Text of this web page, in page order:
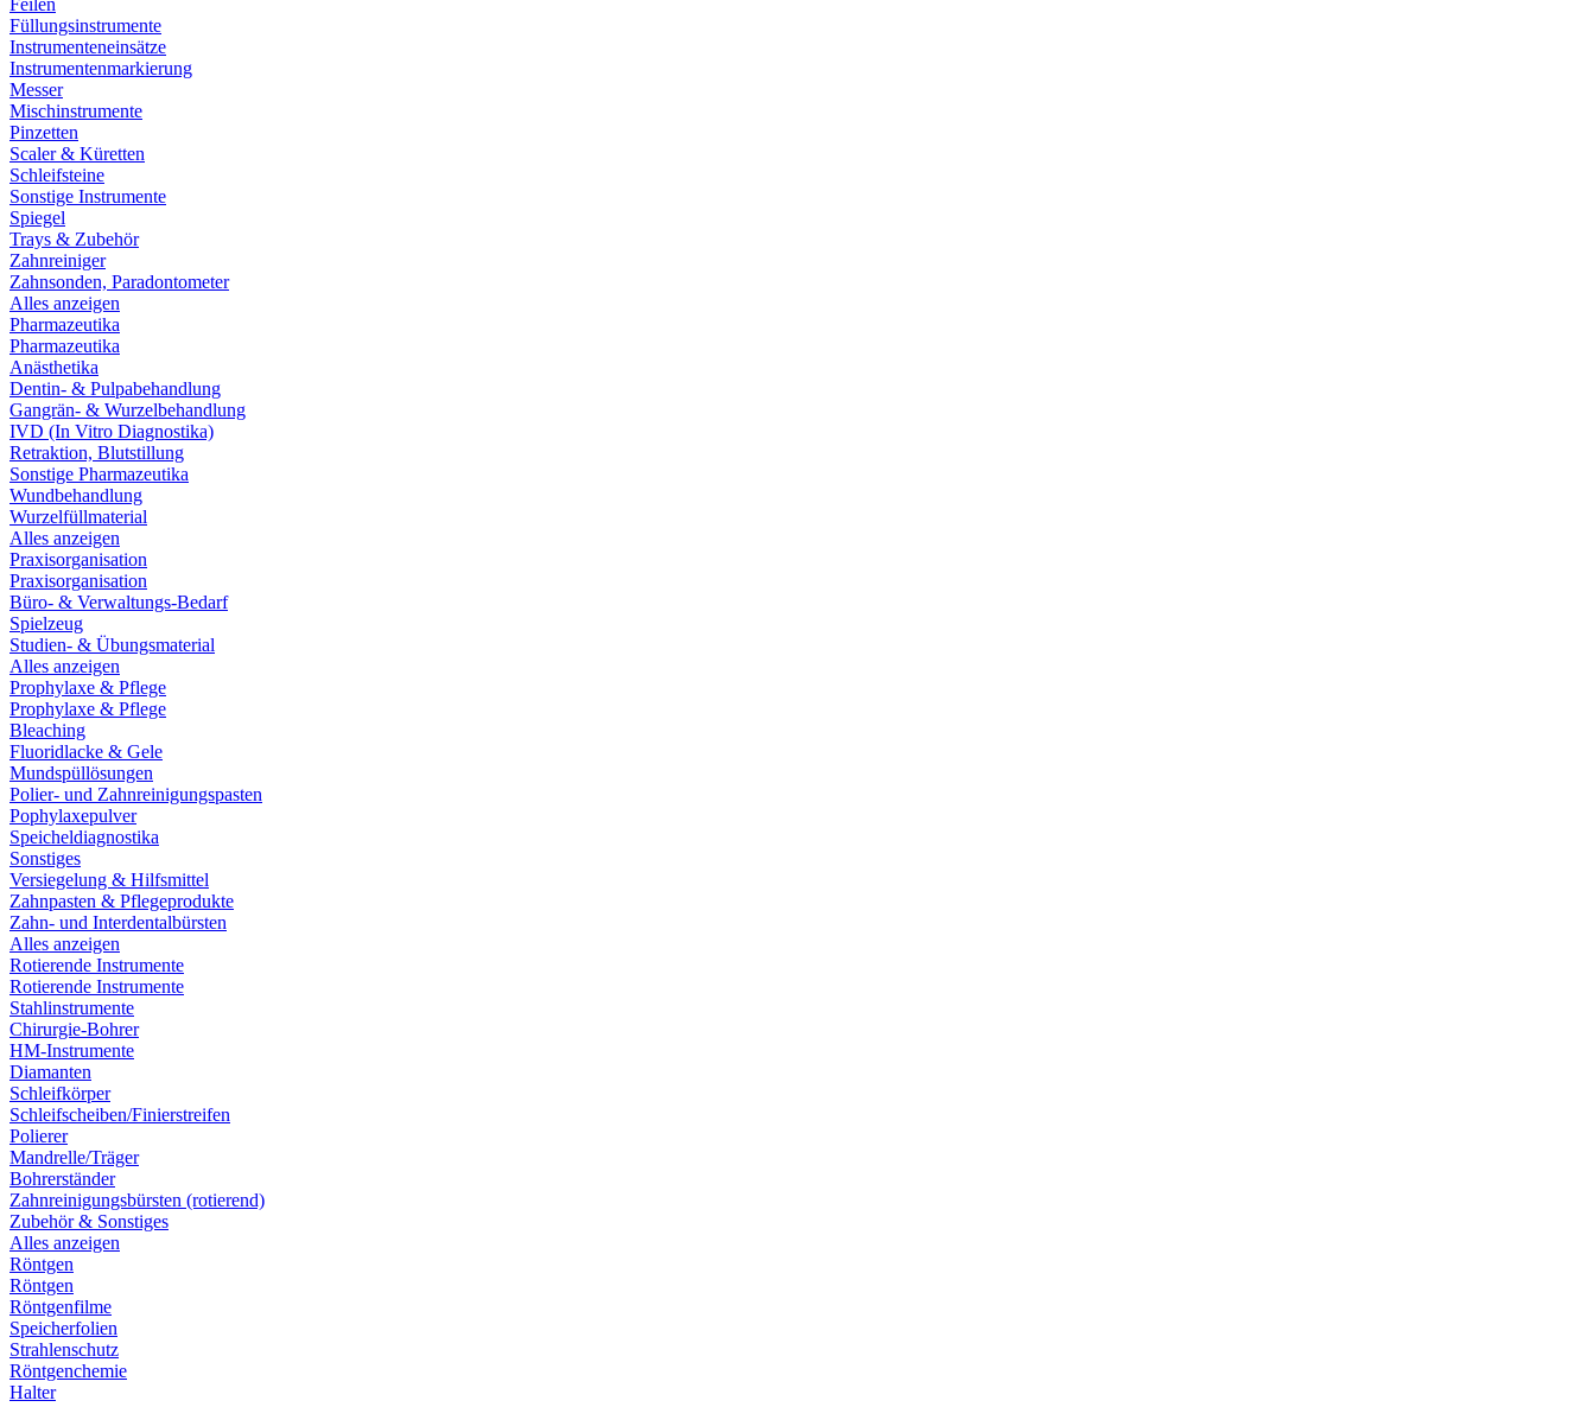
Feilen
Füllungsinstrumente
Instrumenteneinsätze
Instrumentenmarkierung
Messer
Mischinstrumente
Pinzetten
Scaler & Küretten
Schleifsteine
Sonstige Instrumente
Spiegel
Trays & Zubehör
Zahnreiniger
Zahnsonden, Paradontometer
Alles anzeigen
Pharmazeutika
Pharmazeutika
Anästhetika
Dentin- & Pulpabehandlung
Gangrän- & Wurzelbehandlung
IVD (In Vitro Diagnostika)
Retraktion, Blutstillung
Sonstige Pharmazeutika
Wundbehandlung
Wurzelfüllmaterial
Alles anzeigen
Praxisorganisation
Praxisorganisation
Büro- & Verwaltungs-Bedarf
Spielzeug
Studien- & Übungsmaterial
Alles anzeigen
Prophylaxe & Pflege
Prophylaxe & Pflege
Bleaching
Fluoridlacke & Gele
Mundspüllösungen
Polier- und Zahnreinigungspasten
Pophylaxepulver
Speicheldiagnostika
Sonstiges
Versiegelung & Hilfsmittel
Zahnpasten & Pflegeprodukte
Zahn- und Interdentalbürsten
Alles anzeigen
Rotierende Instrumente
Rotierende Instrumente
Stahlinstrumente
Chirurgie-Bohrer
HM-Instrumente
Diamanten
Schleifkörper
Schleifscheiben/Finierstreifen
Polierer
Mandrelle/Träger
Bohrerständer
Zahnreinigungsbürsten (rotierend)
Zubehör & Sonstiges
Alles anzeigen
Röntgen
Röntgen
Röntgenfilme
Speicherfolien
Strahlenschutz
Röntgenchemie
Halter